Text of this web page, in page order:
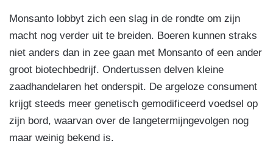
Monsanto lobbyt zich een slag in de rondte om zijn
macht nog verder uit te breiden. Boeren kunnen straks
niet anders dan in zee gaan met Monsanto of een ander
groot biotechbedrijf. Ondertussen delven kleine
zaadhandelaren het onderspit. De argeloze consument
krijgt steeds meer genetisch gemodificeerd voedsel op
zijn bord, waarvan over de langetermijngevolgen nog
maar weinig bekend is.